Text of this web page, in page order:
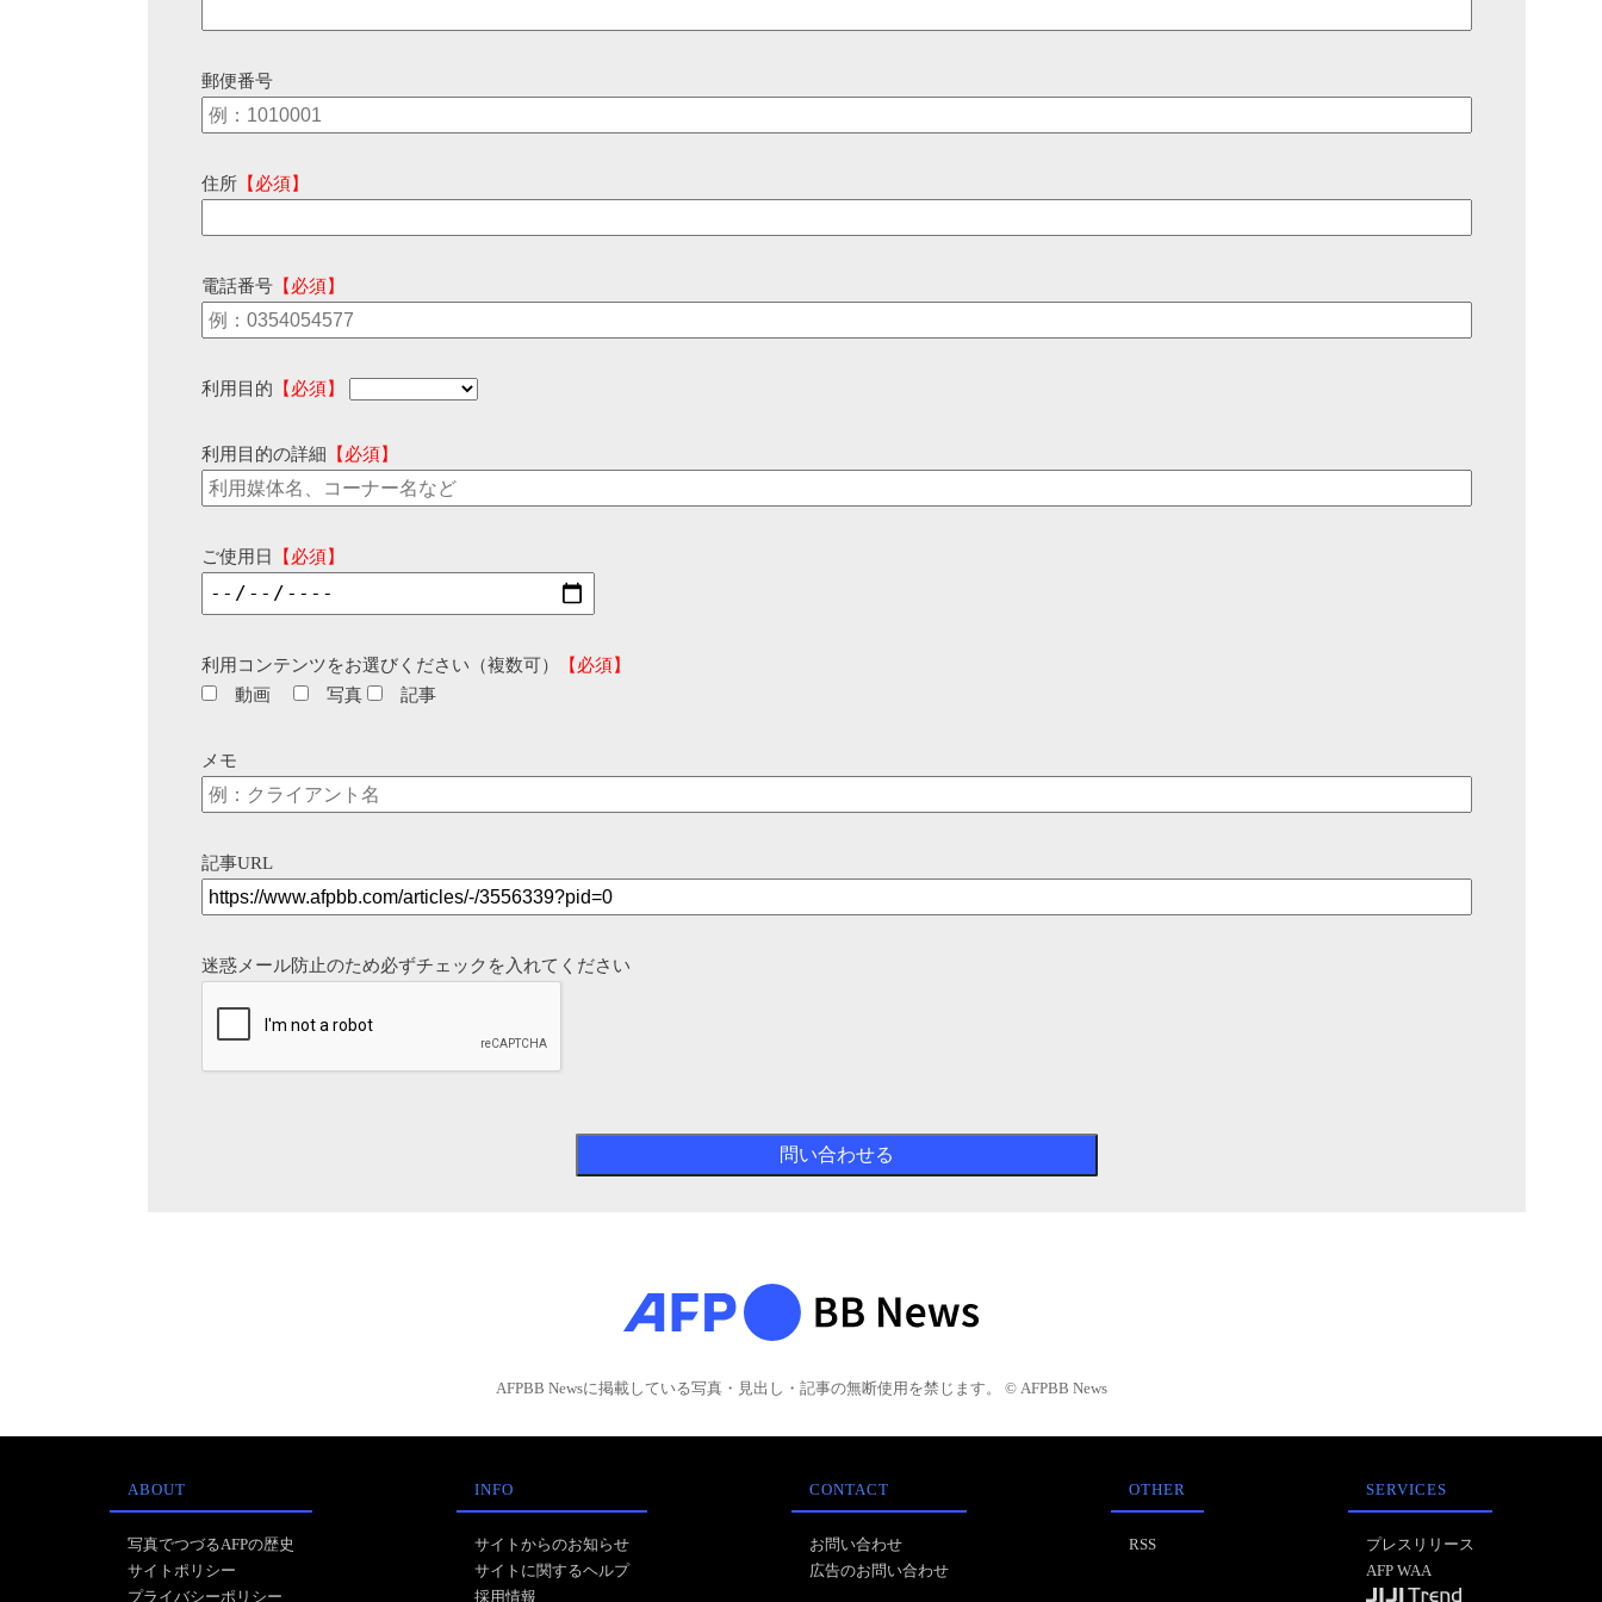
郵便番号
住所 【必須】
電話番号 【必須】
利用目的 【必須】
利用目的の詳細 【必須】
ご使用日 【必須】
利用コンテンツをお選びください（複数可）
【必須】
動画
写真 記事
メモ
記事URL
迷惑メール防止のため必ずチェックを入れてください
AFPBB Newsに掲載している写真・見出し・記事の無断使用を禁じます。 © AFPBB News
ABOUT
写真でつづるAFPの歴史
サイトポリシー
プライバシーポリシー
INFO
サイトからのお知らせ
サイトに関するヘルプ
採用情報
CONTACT
お問い合わせ
広告のお問い合わせ
OTHER
RSS
SERVICES
プレスリリース
AFP WAA